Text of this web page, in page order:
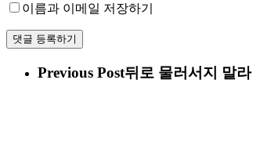
이름과 이메일 저장하기
Previous Post뒤로 물러서지 말라